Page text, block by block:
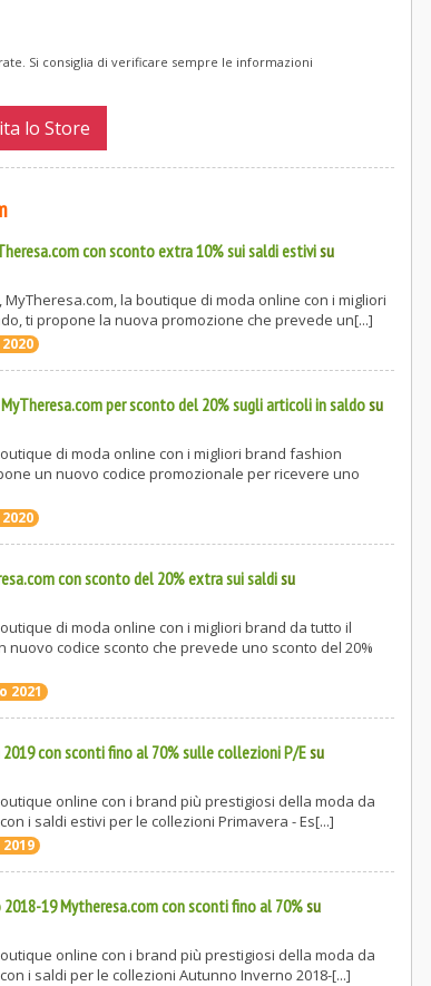
Si consiglia di verificare sempre le informazioni
lo Store
con sconto extra 10% sui saldi estivisu
MyTheresa.com, la boutique di moda online con i migliori
ti propone la nuova promozione che prevede un[...]
per sconto del 20% sugli articoli in saldosu
di moda online con i migliori brand fashion
un nuovo codice promozionale per ricevere uno
con sconto del 20% extra sui saldisu
di moda online con i migliori brand da tutto il
nuovo codice sconto che prevede uno sconto del 20%
2021
con sconti fino al 70% sulle collezioni P/Esu
online con i brand più prestigiosi della moda da
i saldi estivi per le collezioni Primavera - Es[...]
19 Mytheresa.com con sconti fino al 70%su
online con i brand più prestigiosi della moda da
i saldi per le collezioni Autunno Inverno 2018-[...]